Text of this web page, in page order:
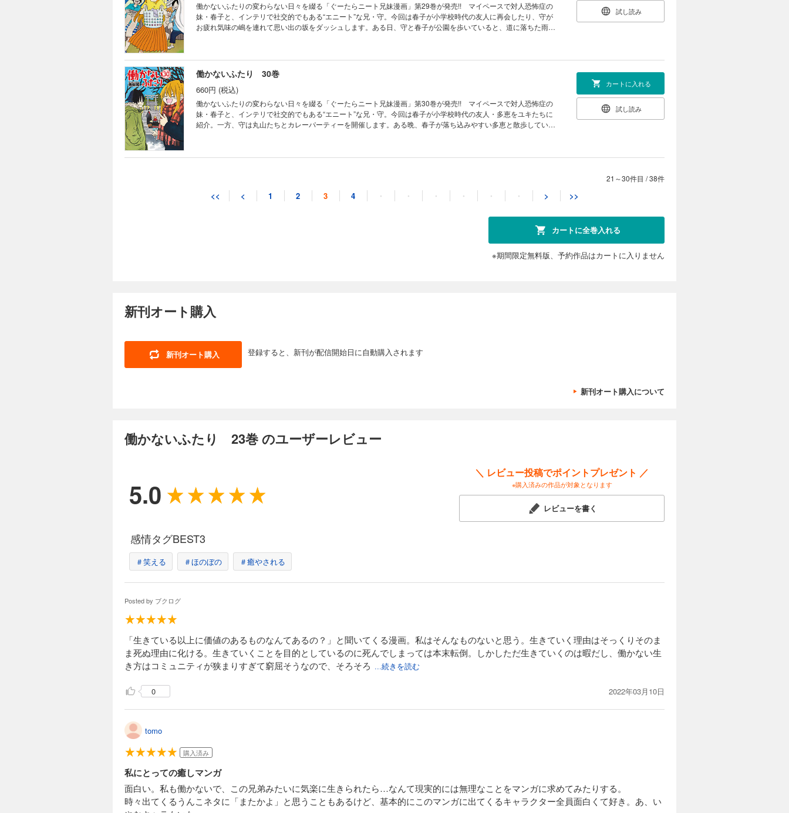
働かないふたりの変わらない日々を綴る「ぐーたらニート兄妹漫画」第29巻が発売!! マイペースで対人恐怖症の
妹・春子と、インテリで社交的でもある“エニート”な兄・守。今回は春子が小学校時代の友人に再会したり、守が
お疲れ気味の嶋を連れて思い出の坂をダッシュします。ある日、守と春子が公園を歩いていると、道に落ちた雨ざ
試し読み
働かないふたり 30巻
660円 (税込)
働かないふたりの変わらない日々を綴る「ぐーたらニート兄妹漫画」第30巻が発売!! マイペースで対人恐怖症の
妹・春子と、インテリで社交的でもある“エニート”な兄・守。今回は春子が小学校時代の友人・多恵をユキたちに
紹介。一方、守は丸山たちとカレーパーティーを開催します。ある晩、春子が落ち込みやすい多恵と散歩している
カートに入れる
試し読み
働かないふたりの変わらない日々を綴る「ぐーたらニート兄妹漫画」第31巻が発売!! マイペースで対人恐怖症の
る騒動を倉木さんに明かします。一方春子は、道端で女性とぶつかってしまい、とっさに道案内を申し出ます
カートに入れる
妹・春子と、インテリで社交的でもある“エニート”な兄・守。今回は、守と春子が真夜中の散歩中に夜ふかし好き
のお婆さんに出会います。さらに守が近所の家の前で古本を選んでいると、中学時代の後輩の女性から突然声をか
働かないふたり 33巻
働かないふたりの変わらない日々を綴る「ぐーたらニート兄妹漫画」第34巻が発売!! マイペースで対人恐怖症の
妹・春子と、インテリで社交的でもある“エニート”な兄・守。今回は、守と春子が一家団らん中に「人生をやり直
せたらなにをしたいか」と大好きな父に質問します。すると父から、母が驚くような回答があって……。描き下ろ
カートに入れる
試し読み
働かないふたり 35巻
働かないふたり 36巻
638円 (税込)
海に出かけます。またある日、台風の接近に怯えた倉木さんが、石井家にひと晩お泊りすることになって……。描
試し読み
働かないふたり 37巻
638円 (税込)
働かないふたりの変わらない日々を綴る「ぐーたらニート兄妹漫画」第37巻が発売!! マイペースで対人恐怖症の
妹・春子と、インテリで社交的でもある“エニート”な兄・守。今回は、守と春子が夜ふかし好きなお婆さんと朝ま
ですごす話や、守が愛用していたコートを手放す話などを収録。描き下ろし4コマやおまけ漫画など全16ページを
試し読み
21～30件目 /38件
<< < 1 2 3 4 ・ ・ ・ ・ ・ ・ > >>
カートに全巻入れる
※期間限定無料版、予約作品はカートに入りません
新刊オート購入
新刊オート購入 登録すると、新刊が配信開始日に自動購入されます
新刊オート購入について
働かないふたり 23巻 のユーザーレビュー
5.0
＼ レビュー投稿でポイントプレゼント ／
※購入済みの作品が対象となります
レビューを書く
感情タグBEST3
＃笑える ＃ほのぼの ＃癒やされる
Posted by ブクログ
「生きている以上に価値のあるものなんてあるの？」と聞いてくる漫画。私はそんなものないと思う。生きていく理由はそっくりそのま
ま死ぬ理由に化ける。生きていくことを目的としているのに死んでしまっては本末転倒。しかしただ生きていくのは暇だし、働かない生
き方はコミュニティが狭まりすぎて窮屈そうなので、そろそろ ...続きを読む
0 2022年03月10日
tomo
購入済み
私にとっての癒しマンガ
面白い。私も働かないで、この兄弟みたいに気楽に生きられたら…なんて現実的には無理なことをマンガに求めてみたりする。
時々出てくるうんこネタに「またかよ」と思うこともあるけど、基本的にこのマンガに出てくるキャラクター全員面白くて好き。あ、い